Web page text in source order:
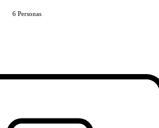
6 Personas